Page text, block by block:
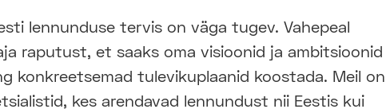
lennunduse tervis on väga tugev. Vahepeal
raputust, et saaks oma visioonid ja ambitsioonid
konkreetsemad tulevikuplaanid koostada. Meil on
kes arendavad lennundust nii Eestis kui